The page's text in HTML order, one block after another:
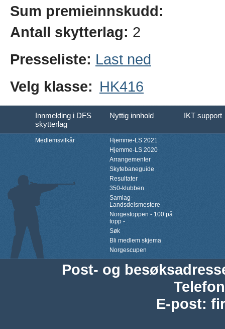
Sum premieinnskudd:
Antall skytterlag: 2
Presseliste: Last ned
Velg klasse: HK416
Innmelding i DFS
skytterlag
Nyttig innhold IKT support
Medlemsvilkår
Hjemme-LS 2021
Hjemme-LS 2020
Arrangementer
Skytebaneguide
Resultater
350-klubben
Samlag-
Landsdelsmestere
Norgestoppen - 100 på
topp -
Søk
Bli medlem skjema
Norgescupen
Post- og
Telefon
E-post: